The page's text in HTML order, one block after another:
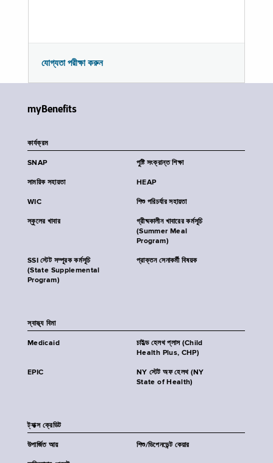
যোগ্যতা পরীক্ষা করুন
myBenefits
কার্যক্রম
SNAP পুষ্টি সংক্রান্ত শিক্ষা
সাময়িক সহায়তা HEAP
WIC শিশু পরিচর্যার সহায়তা
স্কুলের খাবার
গ্রীষ্মকালীন খাবারের কর্মসূচি
(Summer Meal
Program)
SSI স্টেট সম্পূরক কর্মসূচি
(State Supplemental
Program)
প্রাক্তন সেনাকর্মী বিষয়ক
স্বাস্থ্য বিমা
Medicaid
চাইল্ড হেলথ প্লাস (Child
Health Plus, CHP)
EPIC
NY স্টেট অফ হেলথ (NY
State of Health)
ট্যাক্স ক্রেডিট
উপার্জিত আয় শিশু/ডিপেনডেন্ট কেয়ার